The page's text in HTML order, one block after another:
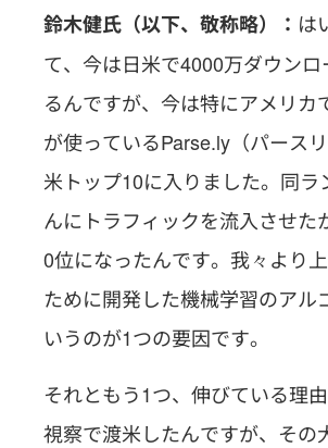
鈴木健氏（以下、敬称略）： は
て、今は日米で4000万ダウン
るんですが、今は特にアメリ
が使っているParse.ly（パース
米トップ10に入りました。同
んにトラフィックを流入させ
0位になったんです。我々より
ために開発した機械学習のア
いうのが1つの要因です。
それともう1つ、伸びている理
視察で渡米したんですが、そ